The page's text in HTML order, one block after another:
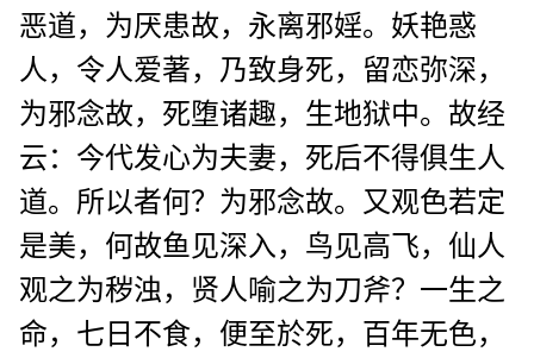
恶道，为厌患故，永离邪婬。妖艳惑
人，令人爱著，乃致身死，留恋弥深，
为邪念故，死堕诸趣，生地狱中。故经
云：今代发心为夫妻，死后不得俱生人
道。所以者何？为邪念故。又观色若定
是美，何故鱼见深入，鸟见高飞，仙人
观之为秽浊，贤人喻之为刀斧？一生之
命，七日不食，便至於死，百年无色，